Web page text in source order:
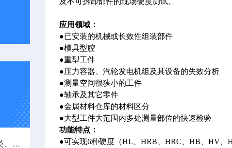
超声波探伤探头的分类、作用及选用（ZT）
应用领域：
●已安装的机械或长效性组装部件
●模具型腔
●重型工件
●压力容器、汽轮发电机组及其设备的失效分析
●测量空间很狭小的工件
●轴承及其它零件
●金属材料仓库的材料区分
●大型工件大范围内多处测量部位的快速检验
功能特点：
●可实现6种硬度（HL、HRB、HRC、HB、HV、